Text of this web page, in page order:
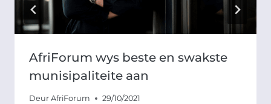
AfriForum wys beste en swakste
munisipaliteite aan
Deur AfriForum 29/10/2021